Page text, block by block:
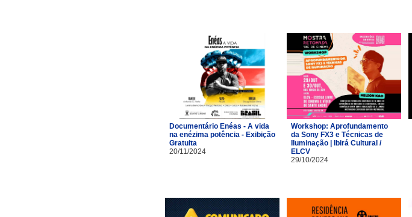
Documentário Enéas - A vida
na enézima potência - Exibição
Gratuita
20/11/2024
Workshop: Aprofundamento
da Sony FX3 e Técnicas de
Iluminação | Ibirá Cultural /
ELCV
29/10/2024